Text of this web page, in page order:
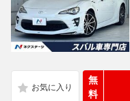
無
料